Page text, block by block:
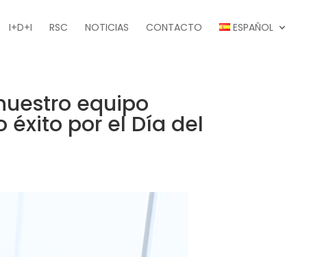
I+D+I RSC NOTICIAS CONTACTO ESPAÑOL
equipo
éxito por el Día del